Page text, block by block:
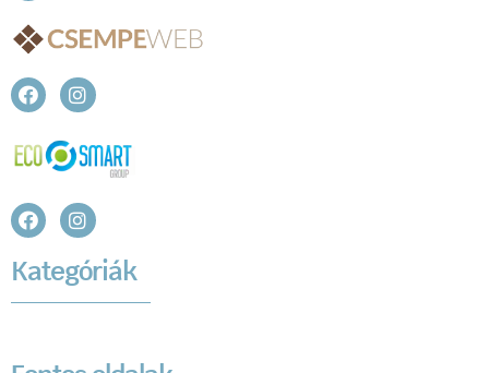
Kategóriák